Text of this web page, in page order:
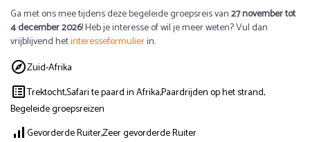
Ga met ons mee tijdens deze begeleide groepsreis van27 november tot
4 december 2026! Heb je interesse of wil je meer weten? Vul dan
vrijblijvend hetinteresseformulierin.
Zuid-Afrika
Trektocht,Safari te paard in Afrika,Paardrijden op het strand,
Begeleide groepsreizen
Gevorderde Ruiter,Zeer gevorderde Ruiter